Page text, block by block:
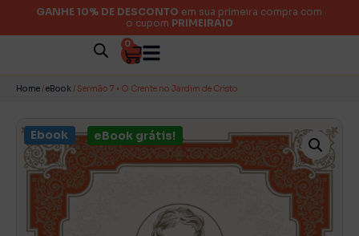
GANHE 10% DE DESCONTO em sua primeira compra com
o cupom PRIMEIRA10
0
Home /eBook / Sermão 7 • O Crente no Jardim de Cristo
Ebook eBook grátis!